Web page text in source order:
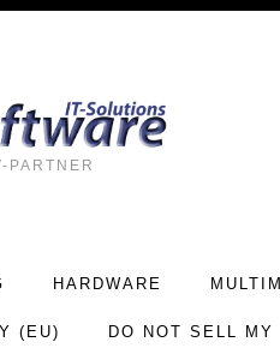
PARTNER
HARDWARE
(EU) DO NOT SELL